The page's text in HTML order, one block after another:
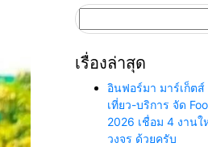
สำหรับ:
เรื่องล่าสุด
อินฟอร์มา มาร์เก็ตส์
เที่ยว-บริการ จัด
2026 เชื่อม 4 งาน
วงจร ด้วยครับ